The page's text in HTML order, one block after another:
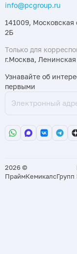
info@pcgroup.ru
141009,
2Б
Только для
г.Москва,
Узнавайте об
первыми
2026 ©
ПраймКемикалсГрупп